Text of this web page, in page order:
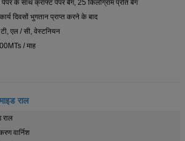
पेपर के साथ क्राफ्ट पेपर बैग, 25 किलोग्राम प्रति बैग
दिवसों भुगतान प्राप्त करने के बाद
टी, एल / सी, वेस्टनियन
/ माह
राल
राल
वार्निश